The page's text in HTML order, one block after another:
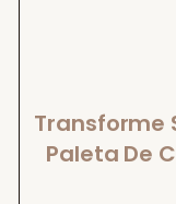
Transforme
Paleta De